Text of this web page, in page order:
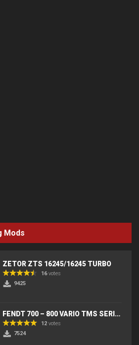
Mods
ZETOR ZTS 16245/16245 TURBO
16votes
9425
FENDT 700 – 800 VARIO TMS SERIES (IC) V2
12 votes
7524